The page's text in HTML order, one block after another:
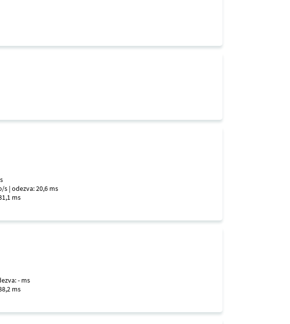
s | odezva: 20,6 ms
ms
- ms
ms